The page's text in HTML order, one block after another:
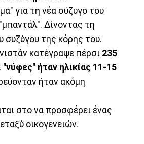
για τη νέα σύζυγο του
Δίνοντας τη
συζύγου της κόρης του.
κατέγραψε πέρσι 235
"νύφες" ήταν ηλικίας 11-15
ήταν ακόμη
στο να προσφέρει ένας
οικογενειών.